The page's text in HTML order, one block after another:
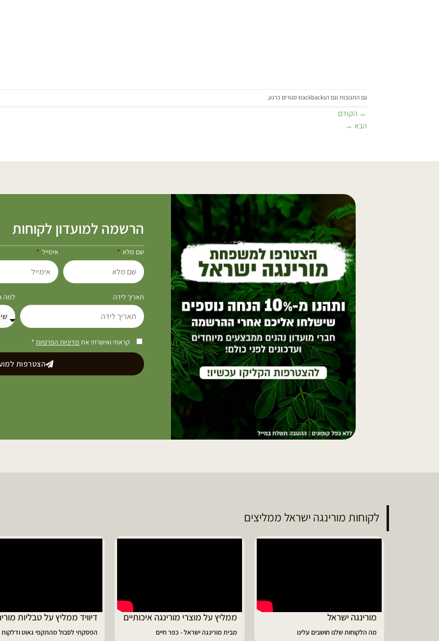
גם התגובות וגם הtrackbacks סגורים כרגע.
← הקודם
הבא →
הרשמה למועדון לקוחות
שם מלא אימייל
תאריך לידה למה
קראתי ואישרתי את מדיניות הפרטיות*
הצטרפות
לקוחות מורינגה ישראל ממליצים
ממליץ על מוצרי מורינגה איכותיים
מבית מורינגה ישראל - כפר חיים
דיוויד ממליץ על טבליות מורינגה
הפסקתי לסבול מהתקפי גאוט ודלקות
מוריה ממליצה
פיתרון מעולה לאמהות ולחיזוק הגוף